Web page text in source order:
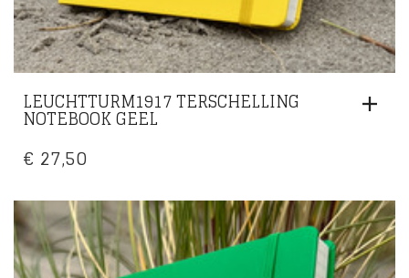
LEUCHTTURM1917 TERSCHELLING
NOTEBOOK GEEL
€ 27,50